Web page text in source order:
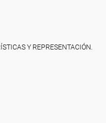
Y REPRESENTACIÓN.